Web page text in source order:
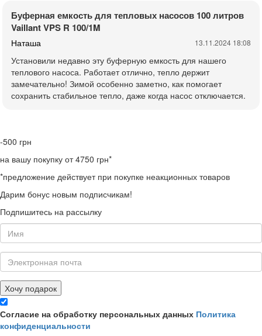
Буферная емкость для тепловых насосов 100 литров
Vaillant VPS R 100/1M
Наташа 13.11.2024 18:08
Установили недавно эту буферную емкость для нашего
теплового насоса. Работает отлично, тепло держит
замечательно! Зимой особенно заметно, как помогает
сохранить стабильное тепло, даже когда насос отключается.
-500 грн
на вашу покупку от 4750 грн*
*предложение действует при покупке неакционных товаров
Дарим бонус новым подписчикам!
Подпишитесь на рассылку
Хочу подарок
Согласие на обработку персональных данных Политика
конфиденциальности